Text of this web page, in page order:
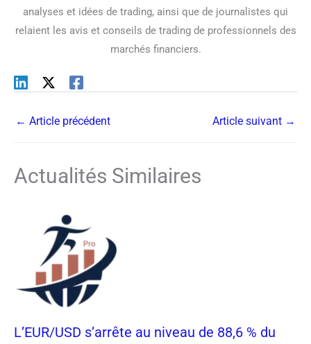
analyses et idées de trading, ainsi que de journalistes qui
relaient les avis et conseils de trading de professionnels des
marchés financiers.
← Article précédent Article suivant →
Actualités Similaires
L’EUR/USD s’arrête au niveau de 88,6 % du